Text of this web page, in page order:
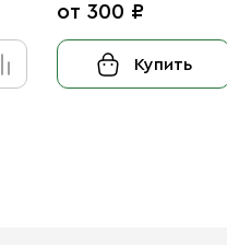
от 300 ₽
Купить